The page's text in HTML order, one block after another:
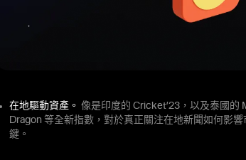
在地驅動資產。 像是印度的 Cricket’23，以及泰國
Dragon 等全新指數，對於真正關注在地新聞如何影
鍵。